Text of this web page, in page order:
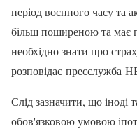
період воєнного часу та
більш поширеною та має
необхідно знати про
розповідає пресслужба
Слід зазначити, що іноді
обов'язковою умовою